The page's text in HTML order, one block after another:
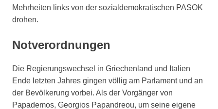
Mehrheiten links von der sozialdemokratischen PASOK
drohen.
Notverordnungen
Die Regierungswechsel in Griechenland und Italien
Ende letzten Jahres gingen völlig am Parlament und an
der Bevölkerung vorbei. Als der Vorgänger von
Papademos, Georgios Papandreou, um seine eigene